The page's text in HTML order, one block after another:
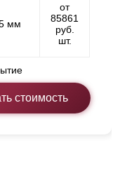
мм
от
85861
руб.
шт.
стоимость